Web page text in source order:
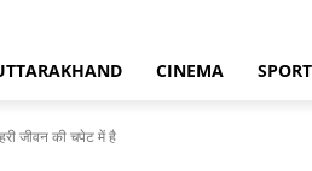
CINEMA
जीवन की चपेट में है